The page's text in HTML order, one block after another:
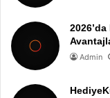
2026’da
Admin